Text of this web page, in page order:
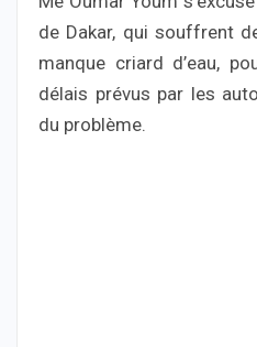
de Dakar, qui souffrent
manque criard d’eau,
délais prévus par les
du problème.